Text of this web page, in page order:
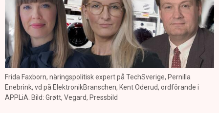
Frida Faxborn, näringspolitisk expert på TechSverige, Pernilla
Enebrink, vd på ElektronikBranschen, Kent Oderud, ordförande i
APPLiA. Bild: Grøtt, Vegard, Pressbild